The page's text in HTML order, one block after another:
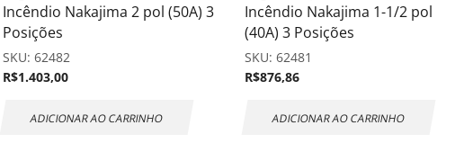
Incêndio Nakajima 2 pol (50A) 3
Posições
SKU:62482
R$1.403,00
ADICIONAR AO CARRINHO
Incêndio Nakajima 1-1/2 pol
(40A) 3 Posições
SKU:62481
R$876,86
ADICIONAR AO CARRINHO